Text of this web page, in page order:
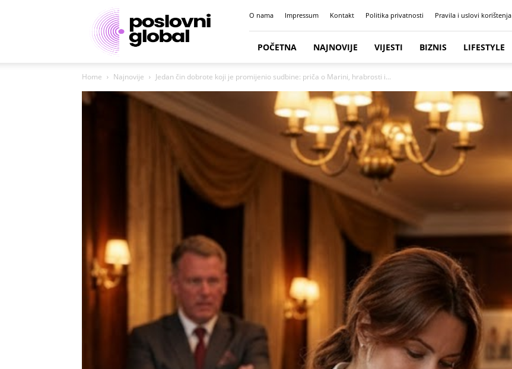
Poslovni
portal
O nama Impressum Kontakt Politika privatnosti Pravila i uslovi korištenja
POČETNA NAJNOVIJE VIJESTI BIZNIS LIFESTYLE
Home Najnovije Jedan čin dobrote koji je promijenio sudbine: priča o Marini, hrabrosti i...